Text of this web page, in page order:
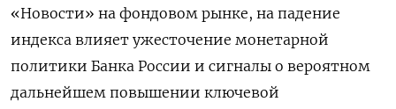
«Новости» на фондовом рынке, на падение
индекса влияет ужесточение монетарной
политики Банка России и сигналы о вероятном
дальнейшем повышении ключевой